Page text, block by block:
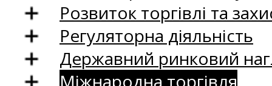
Розвиток торгівлі та
Регуляторна діяльність
Державний ринковий
Міжнародна торгівля